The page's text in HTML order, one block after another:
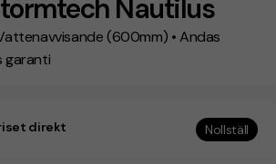
Nautilus
(600mm) • Andas
garanti
direkt Nollställ